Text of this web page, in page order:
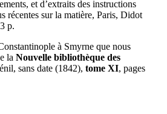
et d’extraits des instructions
récentes sur la matière, Paris, Didot
p.
à Smyrne que nous
la Nouvelle bibliothèque des
sans date (1842), tome XI, pages